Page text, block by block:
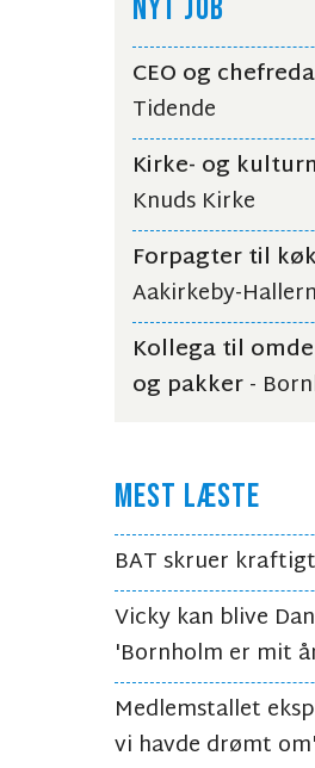
NYT JOB
CEO og
Tidende
Kirke- og
Knuds Kirke
Forpagter til
Aakirkeby-
Kollega til
og pakker-
MEST LÆSTE
BAT skruer
Vicky kan blive
'Bornholm er mit
Medlemstallet
vi havde drømt om'